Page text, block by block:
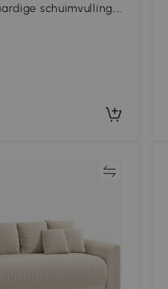
schuimvulling,
donkergrijs